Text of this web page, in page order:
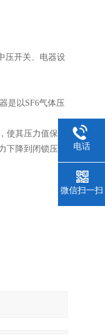
压开关、电器设
体压
使其压力值保持
下降到闭锁压力
电话
微信扫一扫